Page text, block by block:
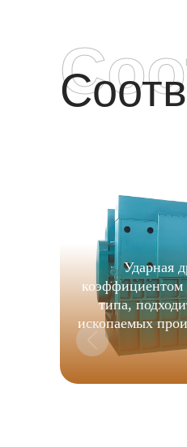
Ударная
коэффициентом
типа,
ископаемых